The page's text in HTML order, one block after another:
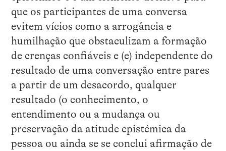
que os participantes de uma conversa
evitem vícios como a arrogância e
humilhação que obstaculizam a formação
de crenças confiáveis e (e) independente do
resultado de uma conversação entre pares
a partir de um desacordo, qualquer
resultado (o conhecimento, o
entendimento ou a mudança ou
preservação da atitude epistémica da
pessoa ou ainda se se conclui afirmação de